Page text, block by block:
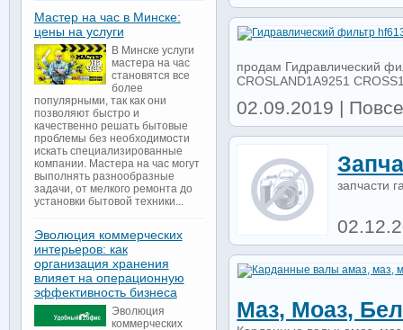
продам Гидравлический
CROSLAND1A9251
02.09.2019 |
запчасти
Маз, Моаз,
Мастер на час в Минске:
цены на услуги
В Минске услуги
мастера на час
становятся все
более
популярными, так как они
позволяют быстро и
качественно решать бытовые
проблемы без необходимости
искать специализированные
компании. Мастера на час могут
выполнять разнообразные
задачи, от мелкого ремонта до
установки бытовой техники...
Эволюция коммерческих
интерьеров: как
организация хранения
влияет на операционную
эффективность бизнеса
Эволюция
коммерческих